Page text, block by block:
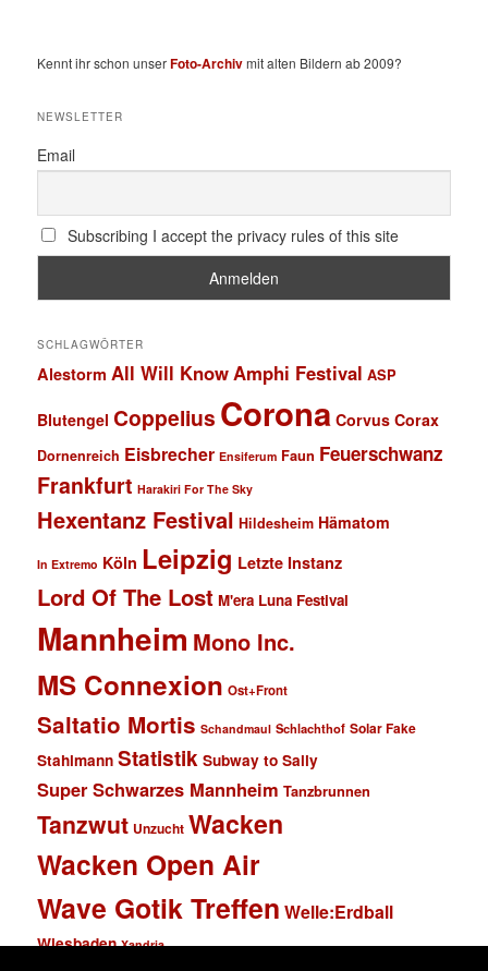
Kennt ihr schon unserFoto-Archivmit alten Bildern ab 2009?
NEWSLETTER
Email
Subscribing I accept the privacy rules of this site
SCHLAGWÖRTER
Alestorm All Will Know Amphi Festival ASP
Blutengel Coppelius Corona Corvus Corax
Dornenreich Eisbrecher Ensiferum Faun Feuerschwanz
Frankfurt Harakiri For The Sky
Hexentanz Festival Hildesheim Hämatom
In Extremo Köln Leipzig Letzte Instanz
Lord Of The Lost M'era Luna Festival
Mannheim Mono Inc.
MS Connexion Ost+Front
Saltatio Mortis Schandmaul Schlachthof Solar Fake
Stahlmann Statistik Subway to Sally
Super Schwarzes Mannheim Tanzbrunnen
Tanzwut Unzucht Wacken
Wacken Open Air
Wave Gotik Treffen Welle:Erdball
Wiesbaden Xandria